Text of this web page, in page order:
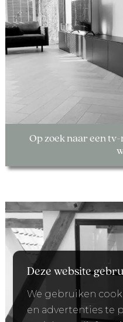
Op zoek naar een
Deze website
We gebruiken
en advertenties te